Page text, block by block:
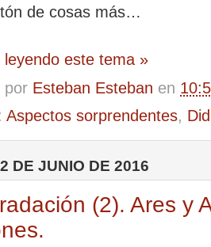
de cosas más…
leyendo este tema »
por Esteban Esteban en
Aspectos sorprendentes,
DE JUNIO DE 2016
(2). Ares y